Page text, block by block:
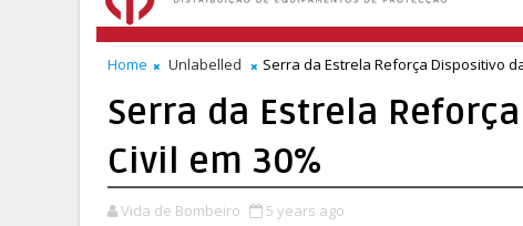
Home Unlabelled Serra da Estrela Reforça Dispositivo
Serra da Estrela
Civil em 30%
Vida de Bombeiro 5 years ago